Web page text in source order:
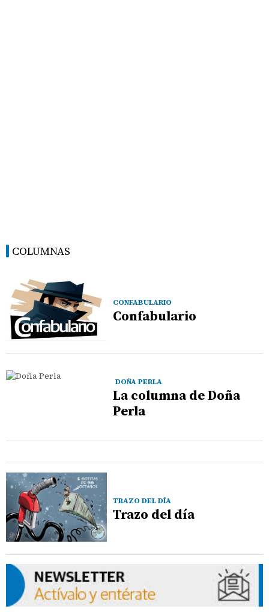
COLUMNAS
CONFABULARIO
Confabulario
DOÑA PERLA
La columna de Doña
Perla
TRAZO DEL DÍA
Trazo del día